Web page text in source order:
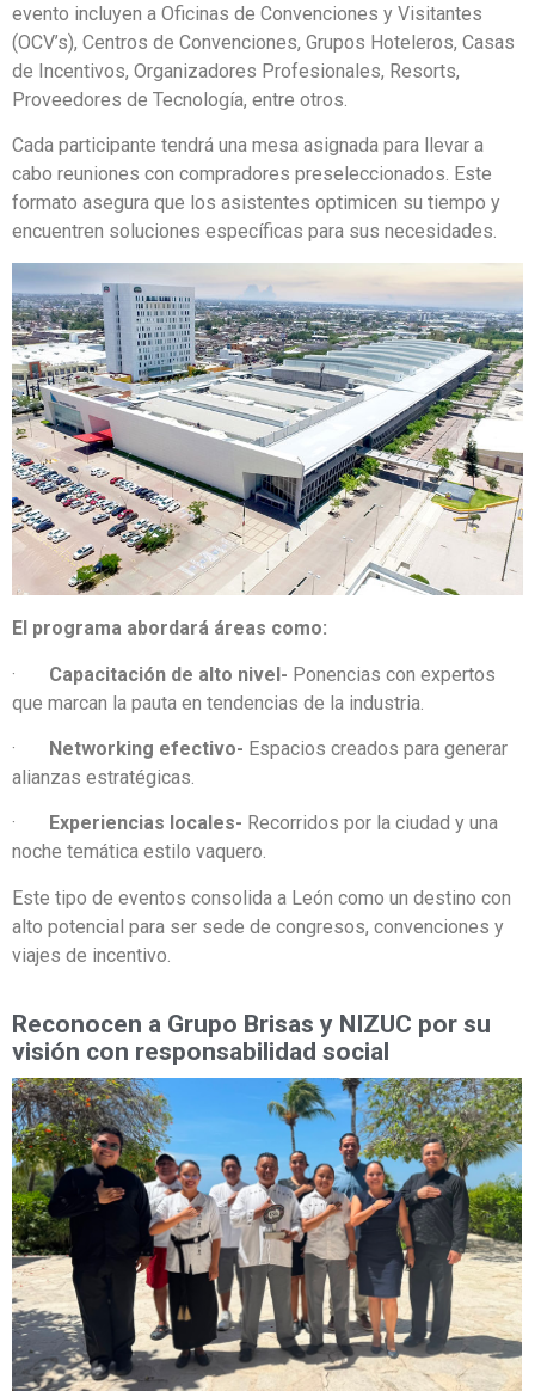
evento incluyen a Oficinas de Convenciones y Visitantes
(OCV’s), Centros de Convenciones, Grupos Hoteleros, Casas
de Incentivos, Organizadores Profesionales, Resorts,
Proveedores de Tecnología, entre otros.
Cada participante tendrá una mesa asignada para llevar a
cabo reuniones con compradores preseleccionados. Este
formato asegura que los asistentes optimicen su tiempo y
encuentren soluciones específicas para sus necesidades.
El programa abordará áreas como:
· Capacitación de alto nivel- Ponencias con expertos
que marcan la pauta en tendencias de la industria.
· Networking efectivo- Espacios creados para generar
alianzas estratégicas.
· Experiencias locales- Recorridos por la ciudad y una
noche temática estilo vaquero.
Este tipo de eventos consolida a León como un destino con
alto potencial para ser sede de congresos, convenciones y
viajes de incentivo.
Reconocen a Grupo Brisas y NIZUC por su
visión con responsabilidad social